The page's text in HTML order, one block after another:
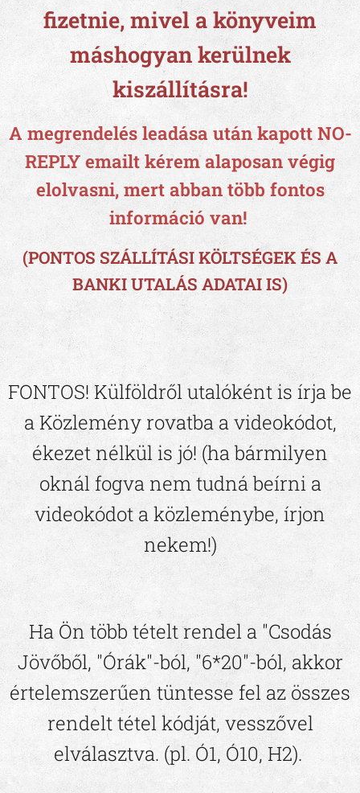
fizetnie, mivel a könyveim
máshogyan kerülnek
kiszállításra!
A megrendelés leadása után kapott NO-
REPLY emailt kérem alaposan végig
elolvasni, mert abban több fontos
információ van!
(PONTOS SZÁLLÍTÁSI KÖLTSÉGEK ÉS A
BANKI UTALÁS ADATAI IS)
FONTOS!Külföldről utalóként is írja be
a Közlemény rovatba a videokódot,
ékezet nélkül is jó! (ha bármilyen
oknál fogva nem tudná beírni a
videokódot a közleménybe, írjon
nekem!)
Ha Ön több tételt rendel a "Csodás
Jövőből, "Órák"-ból, "6*20"-ból, akkor
értelemszerűen tüntesse fel az összes
rendelt tétel kódját, vesszővel
elválasztva. (pl. Ó1, Ó10, H2).